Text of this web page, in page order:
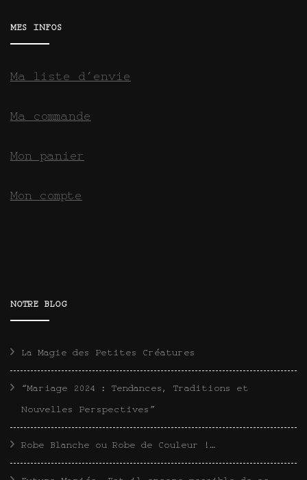
MES INFOS
Ma liste d’envie
Ma commande
Mon panier
Mon compte
NOTRE BLOG
La Magie des Petites Créatures
“Mariage 2024 : Tendances, Traditions et
Nouvelles Perspectives”
Robe Blanche ou Robe de Couleur !…